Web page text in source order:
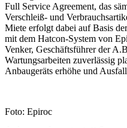
Full Service Agreement, das
Verschleiß- und
Miete erfolgt dabei auf Basis
mit dem Hatcon-System von
Venker, Geschäftsführer der
Wartungsarbeiten zuverlässig
Anbaugeräts erhöhe und
Foto: Epiroc